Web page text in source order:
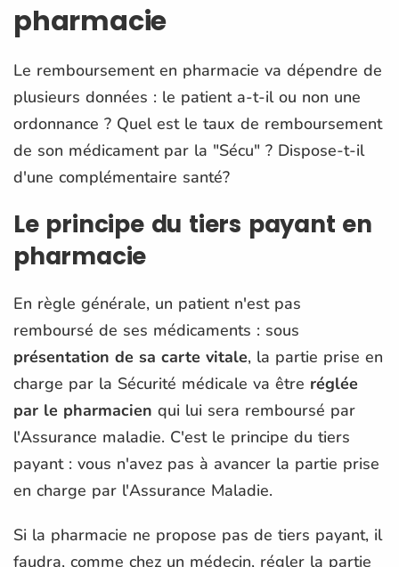
pharmacie
Le remboursement en pharmacie va dépendre de
plusieurs données : le patient a-t-il ou non une
ordonnance ? Quel est le taux de remboursement
de son médicament par la "Sécu" ? Dispose-t-il
d'une complémentaire santé?
Le principe du tiers payant en
pharmacie
En règle générale, un patient n'est pas
remboursé de ses médicaments : sous
présentation de sa carte vitale, la partie prise en
charge par la Sécurité médicale va être réglée
par le pharmacien qui lui sera remboursé par
l'Assurance maladie. C'est le principe du tiers
payant : vous n'avez pas à avancer la partie prise
en charge par l'Assurance Maladie.
Si la pharmacie ne propose pas de tiers payant, il
faudra, comme chez un médecin, régler la partie